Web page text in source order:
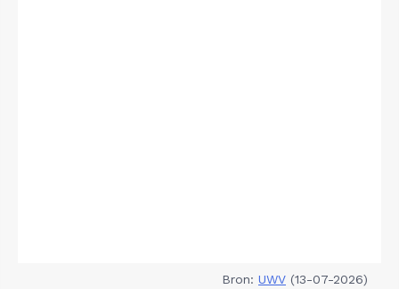
Bron: UWV (13-07-2026)